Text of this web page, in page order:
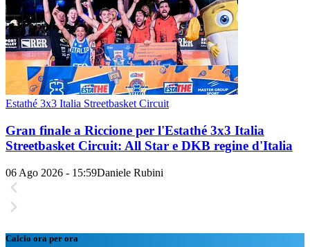
Estathé 3x3 Italia Streetbasket Circuit
Gran finale a Riccione per l'Estathé 3x3 Italia
Streetbasket Circuit: All Star e DKB regine d'Italia
06 Ago 2026 - 15:59Daniele Rubini
Calcio ora per ora